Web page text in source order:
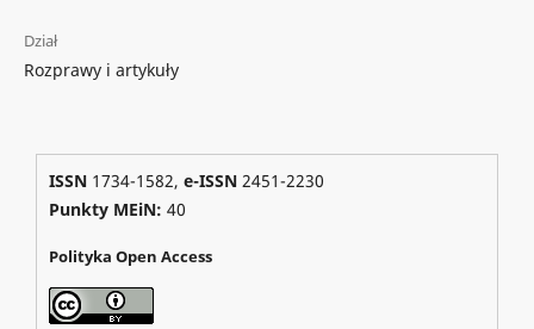
Dział
Rozprawy i artykuły
ISSN1734-1582, e-ISSN2451-2230
Punkty MEiN: 40
Polityka Open Access